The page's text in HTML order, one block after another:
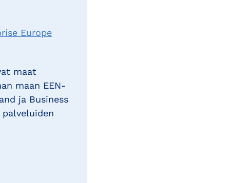
Europe
maat
maan EEN-
ja Business